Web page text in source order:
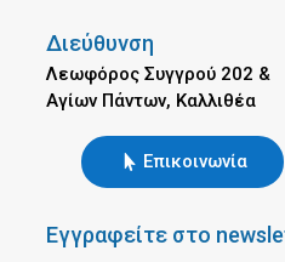
Διεύθυνση
Λεωφόρος Συγγρού 202 &
Αγίων Πάντων, Καλλιθέα
Επικοινωνία
Εγγραφείτε στο